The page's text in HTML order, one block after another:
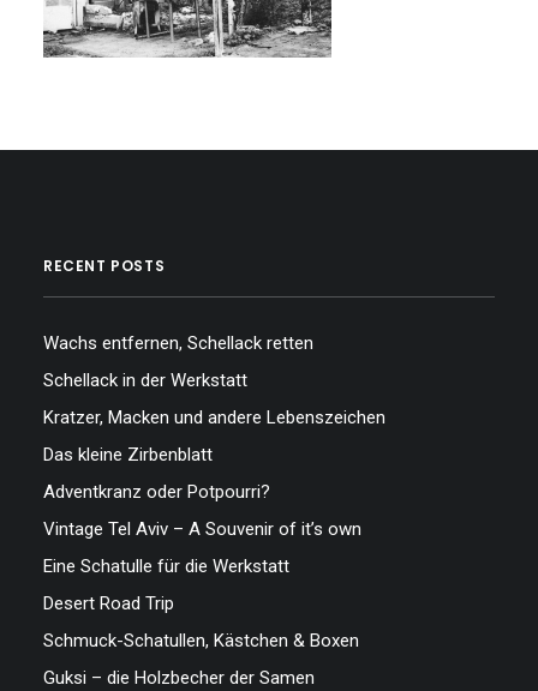
RECENT POSTS
Wachs entfernen, Schellack retten
Schellack in der Werkstatt
Kratzer, Macken und andere Lebenszeichen
Das kleine Zirbenblatt
Adventkranz oder Potpourri?
Vintage Tel Aviv – A Souvenir of it’s own
Eine Schatulle für die Werkstatt
Desert Road Trip
Schmuck-Schatullen, Kästchen & Boxen
Guksi – die Holzbecher der Samen